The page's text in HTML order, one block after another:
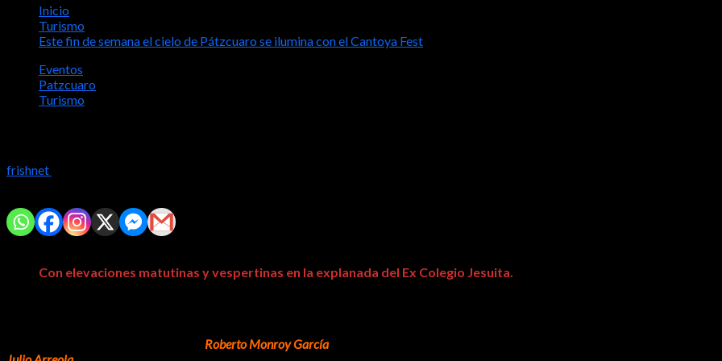
Inicio
Turismo
Este fin de semana el cielo de Pátzcuaro se ilumina con el Cantoya Fest
Eventos
Patzcuaro
Turismo
frishnet
Con elevaciones matutinas y vespertinas en la explanada del Ex Colegio Jesuita.
Roberto Monroy García, reconoció al festival como el resultado positivo del trabajo conjunto